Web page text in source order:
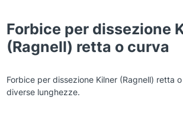
Forbice per dissezione
(Ragnell) retta o curva
Forbice per dissezione Kilner (Ragnell) retta
diverse lunghezze.